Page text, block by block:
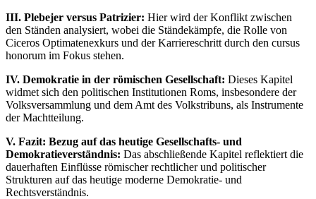
III. Plebejer versus Patrizier: Hier wird der Konflikt zwischen
den Ständen analysiert, wobei die Ständekämpfe, die Rolle von
Ciceros Optimatenexkurs und der Karriereschritt durch den cursus
honorum im Fokus stehen.
IV. Demokratie in der römischen Gesellschaft: Dieses Kapitel
widmet sich den politischen Institutionen Roms, insbesondere der
Volksversammlung und dem Amt des Volkstribuns, als Instrumente
der Machtteilung.
V. Fazit: Bezug auf das heutige Gesellschafts- und
Demokratieverständnis: Das abschließende Kapitel reflektiert die
dauerhaften Einflüsse römischer rechtlicher und politischer
Strukturen auf das heutige moderne Demokratie- und
Rechtsverständnis.